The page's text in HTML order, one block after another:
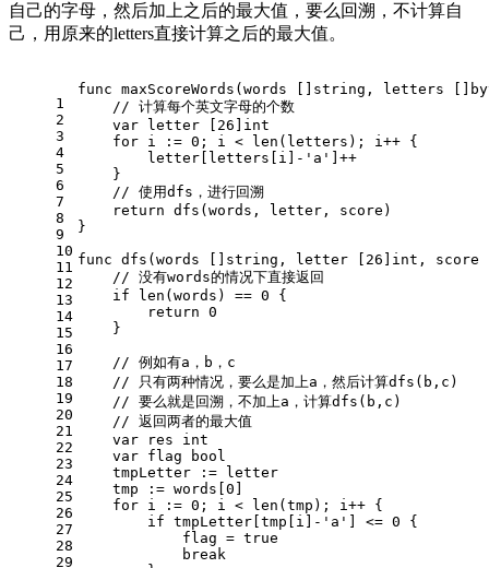
自己的字母，然后加上之后的最大值，要么回溯，不计算自
己，用原来的letters直接计算之后的最大值。
1
2
3
4
5
6
7
8
9
10
11
12
13
14
15
16
17
18
19
20
21
22
23
24
25
26
27
28
29
func maxScoreWords (words [] string , letters []
// 计算每个英文字母的个数
var letter [ 26
int
for i := 0 ; i < len (letters); i++ {
        letter[letters[i]-
'a'
]++
    }
// 使用dfs，进行回溯
return dfs(words, letter, score)
}
func dfs (words [] string , letter [26] int ,
// 没有words的情况下直接返回
if
len (words) == 0 {
return 0
    }
// 例如有a，b，c
// 只有两种情况，要么是加上a，然后计算dfs(b,c)
// 要么就是回溯，不加上a，计算dfs(b,c)
// 返回两者的最大值
var res int
var flag
bool
    tmpLetter := letter
    tmp := words[
0
for i := 0 ; i < len (tmp); i++ {
if tmpLetter[tmp[i]- 'a' ] <= 0 {
            flag =
true
break